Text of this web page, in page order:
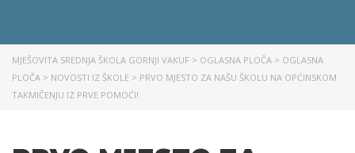
MJEŠOVITA SREDNJA ŠKOLA GORNJI VAKUF > OGLASNA PLOČA > OGLASNA
PLOČA > NOVOSTI IZ ŠKOLE > PRVO MJESTO ZA NAŠU ŠKOLU NA OPĆINSKOM
TAKMIČENJU IZ PRVE POMOĆI!